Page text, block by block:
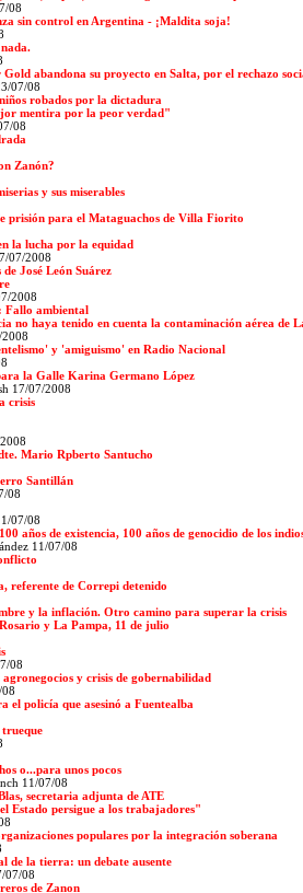
08
sin control en Argentina - ¡Maldita soja!
abandona su proyecto en Salta, por el rechazo
07/08
robados por la dictadura
mentira por la peor verdad"
08
Zanón?
y sus miserables
prisión para el Mataguachos de Villa Fiorito
la lucha por la equidad
07/2008
José León Suárez
2008
Fallo ambiental
no haya tenido en cuenta la contaminación aérea de
2008
y 'amiguismo' en Radio Nacional
la Galle Karina Germano López
17/07/2008
crisis
Mario Rpberto Santucho
Santillán
08
07/08
años de existencia, 100 años de genocidio de los
11/07/08
referente de Correpi detenido
y la inflación. Otro camino para superar la crisis
y La Pampa, 11 de julio
08
y crisis de gobernabilidad
el policía que asesinó a Fuentealba
trueque
o...para unos pocos
11/07/08
secretaria adjunta de ATE
Estado persigue a los trabajadores"
populares por la integración soberana
de la tierra: un debate ausente
07/08
de Zanon